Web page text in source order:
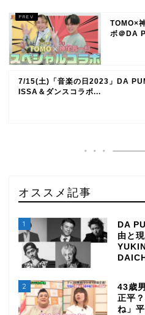
TOMO×
ボ＠DA
7/15(土)「音楽の日2023」DA
ISSA＆ダンスコラボ...
オススメ記事
1
DA
由と
2
43歳
正平
ね」